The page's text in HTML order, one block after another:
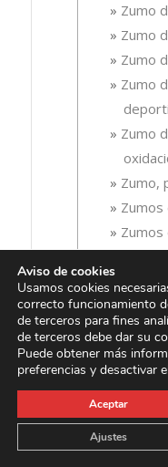
Zumo
Zumo
Zumo
Zumo
Zumo
Zumo,
Zumos
Zumos
Zumos
Zumos
Zumos
Zumos
Zumos
Zumos
Aviso de cookies
Usamos cookies
correcto funcionamiento
de terceros para fines
de terceros debe dar su
Puede obtener más
preferencias y desactivar
Aceptar
Ajustes